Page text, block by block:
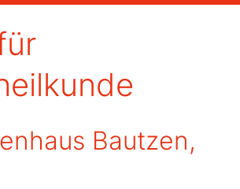
Bautzen,